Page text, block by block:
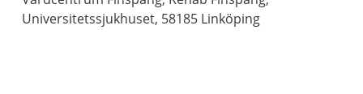
Universitetssjukhuset, 58185 Linköping